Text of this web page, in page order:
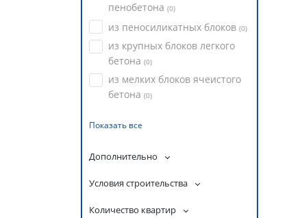
пенобетона (0)
из пеносиликатных блоков (0)
из крупных блоков легкого
бетона (0)
из мелких блоков ячеистого
бетона (0)
Показать все
Дополнительно
Условия строительства
Количество квартир